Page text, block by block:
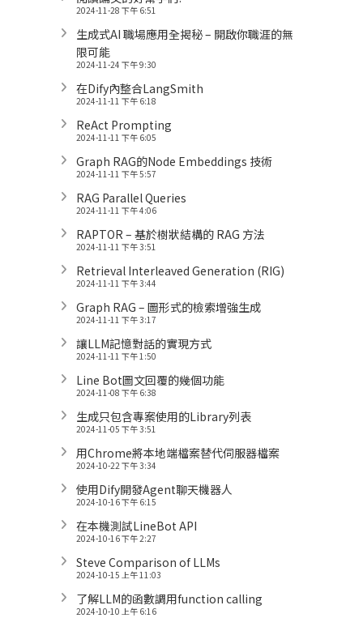
2024-11-28 下午 6:51
生成式AI 職場應用全揭秘 – 開啟你職涯的無
限可能
2024-11-24 下午 9:30
在Dify內整合LangSmith
2024-11-11 下午 6:18
ReAct Prompting
2024-11-11 下午 6:05
Graph RAG的Node Embeddings 技術
2024-11-11 下午 5:57
RAG Parallel Queries
2024-11-11 下午 4:06
RAPTOR – 基於樹狀結構的 RAG 方法
2024-11-11 下午 3:51
Retrieval Interleaved Generation (RIG)
2024-11-11 下午 3:44
Graph RAG – 圖形式的檢索增強生成
2024-11-11 下午 3:17
讓LLM記憶對話的實現方式
2024-11-11 下午 1:50
Line Bot圖文回覆的幾個功能
2024-11-08 下午 6:38
生成只包含專案使用的Library列表
2024-11-05 下午 3:51
用Chrome將本地端檔案替代伺服器檔案
2024-10-22 下午 3:34
使用Dify開發Agent聊天機器人
2024-10-16 下午 6:15
在本機測試LineBot API
2024-10-16 下午 2:27
Steve Comparison of LLMs
2024-10-15 上午 11:03
了解LLM的函數調用function calling
2024-10-10 上午 6:16